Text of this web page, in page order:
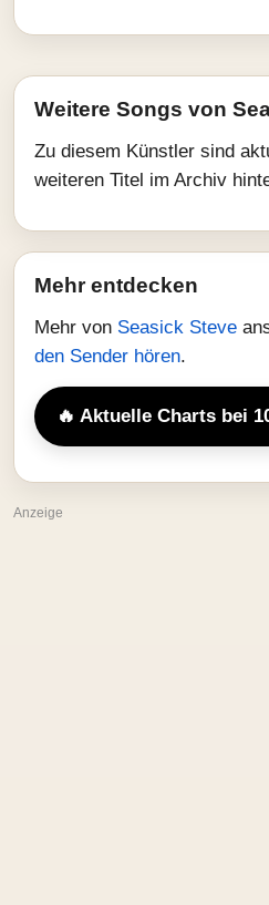
Weitere Songs von
Zu diesem Künstler sind
weiteren Titel im Archiv
Mehr entdecken
Mehr von Seasick Steve
den Sender hören.
🔥 Aktuelle Charts bei
Anzeige